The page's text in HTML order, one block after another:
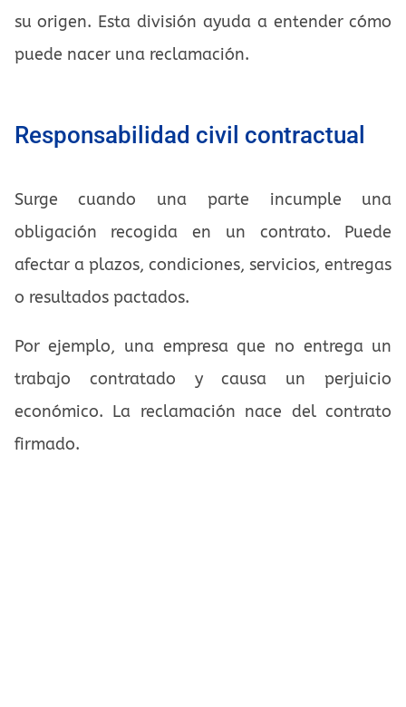
su origen. Esta división ayuda a entender cómo
puede nacer una reclamación.
Responsabilidad civil contractual
Surge cuando una parte incumple una
obligación recogida en un contrato. Puede
afectar a plazos, condiciones, servicios, entregas
o resultados pactados.
Por ejemplo, una empresa que no entrega un
trabajo contratado y causa un perjuicio
económico. La reclamación nace del contrato
firmado.